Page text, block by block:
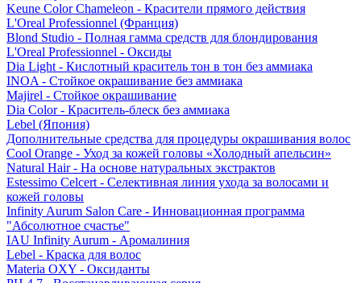
Keune Color Chameleon - Красители прямого действия
L'Oreal Professionnel (Франция)
Blond Studio - Полная гамма средств для блондирования
L'Oreal Professionnel - Оксиды
Dia Light - Кислотный краситель тон в тон без аммиака
INOA - Стойкое окрашивание без аммиака
Majirel - Стойкое окрашивание
Dia Color - Краситель-блеск без аммиака
Lebel (Япония)
Дополнительные средства для процедуры окрашивания волос
Cool Orange - Уход за кожей головы «Холодный апельсин»
Natural Hair - На основе натуральных экстрактов
Estessimo Celcert - Селективная линия ухода за волосами и
кожей головы
Infinity Aurum Salon Care - Инновационная программа
"Абсолютное счастье"
IAU Infinity Aurum - Аромалиния
Lebel - Краска для волос
Materia OXY - Оксиданты